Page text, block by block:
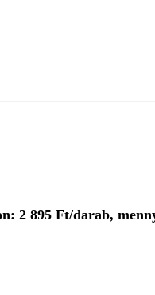
2 895 Ft/darab,